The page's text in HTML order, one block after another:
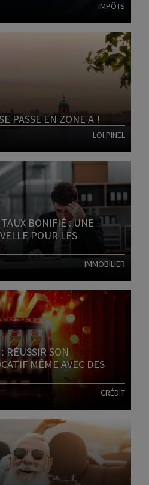
IMPÔTS
Lire l'article
PASSE EN ZONE A !
LOI PINEL
BONIFIÉ : UNE
POUR LES
IMMOBILIER
Lire l'article
RÉUSSIR SON
MÊME AVEC DES
CRÉDIT
Lire l'article